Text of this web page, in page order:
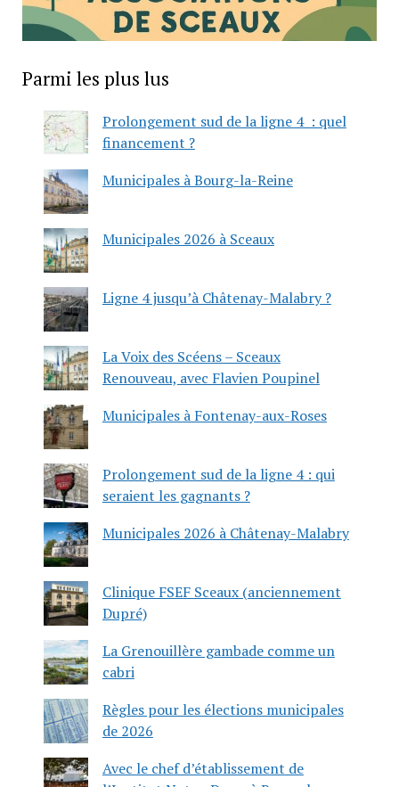
Parmi les plus lus
Prolongement sud de la ligne 4 : quel
financement ?
Municipales à Bourg-la-Reine
Municipales 2026 à Sceaux
Ligne 4 jusqu’à Châtenay-Malabry ?
La Voix des Scéens – Sceaux
Renouveau, avec Flavien Poupinel
Municipales à Fontenay-aux-Roses
Prolongement sud de la ligne 4 : qui
seraient les gagnants ?
Municipales 2026 à Châtenay-Malabry
Clinique FSEF Sceaux (anciennement
Dupré)
La Grenouillère gambade comme un
cabri
Règles pour les élections municipales
de 2026
Avec le chef d’établissement de